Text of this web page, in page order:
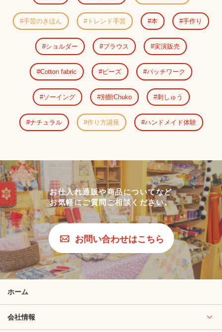
手芸のきほん トレンド手芸 本 手作り
ショルダー ブラウス 実演販売
Cotton fabric ビーズ パッチワーク
ソーイング 別館Chuko 刺しゅう
ナチュラル 作り方講座 ハンドメイド体験
お仕入れ通販や商品についてなど
お気軽にご質問ご相談ください。
お問い合わせはこちら
ホーム
会社情報